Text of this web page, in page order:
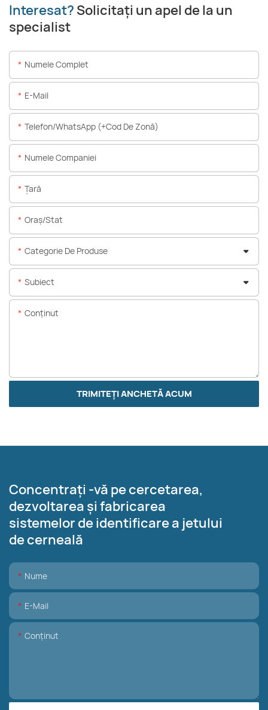
Interesat? Solicitați un apel de la un
specialist
Numele Complet
E-Mail
Telefon/WhatsApp (+Cod De Zonă)
Numele Companiei
Ţară
Oraș/stat
Categorie De Produse
Subiect
Conţinut
TRIMITEȚI ANCHETĂ ACUM
Concentrați -vă pe cercetarea,
dezvoltarea și fabricarea
sistemelor de identificare a jetului
de cerneală
Nume
E-Mail
Conţinut